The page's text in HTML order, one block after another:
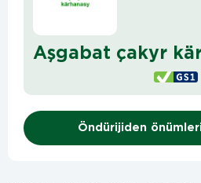
Aşgabat çakyr
Öndürijiden